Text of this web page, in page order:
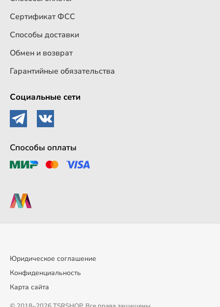
Сертификат ФСС
Способы доставки
Обмен и возврат
Гарантийные обязательства
Социальные сети
Способы оплаты
Юридическое соглашение
Конфиденциальность
Карта сайта